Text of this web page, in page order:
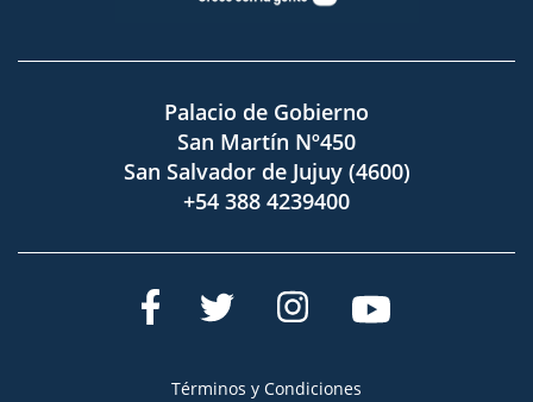
Palacio de Gobierno
San Martín Nº450
San Salvador de Jujuy (4600)
+54 388 4239400
Términos y Condiciones